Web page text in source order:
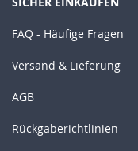
FAQ - Häufige Fragen
Versand & Lieferung
AGB
Rückgaberichtlinien